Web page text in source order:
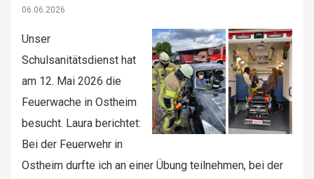
06.06.2026
Unser
Schulsanitätsdienst hat
am 12. Mai 2026 die
Feuerwache in Ostheim
besucht. Laura berichtet:
Bei der Feuerwehr in
Ostheim durfte ich an einer Übung teilnehmen, bei der